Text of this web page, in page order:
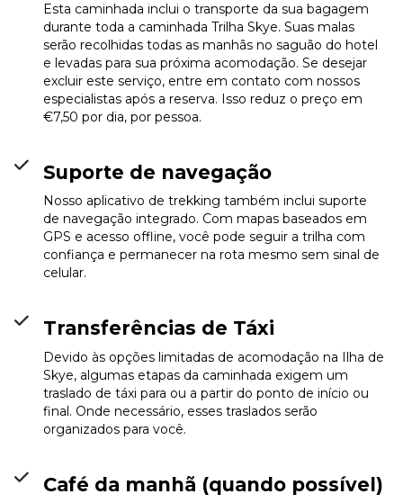
Esta caminhada inclui o transporte da sua bagagem
durante toda a caminhada Trilha Skye. Suas malas
serão recolhidas todas as manhãs no saguão do hotel
e levadas para sua próxima acomodação. Se desejar
excluir este serviço, entre em contato com nossos
especialistas após a reserva. Isso reduz o preço em
€7,50 por dia, por pessoa.
Suporte de navegação
Nosso aplicativo de trekking também inclui suporte
de navegação integrado. Com mapas baseados em
GPS e acesso offline, você pode seguir a trilha com
confiança e permanecer na rota mesmo sem sinal de
celular.
Transferências de Táxi
Devido às opções limitadas de acomodação na Ilha de
Skye, algumas etapas da caminhada exigem um
traslado de táxi para ou a partir do ponto de início ou
final. Onde necessário, esses traslados serão
organizados para você.
Café da manhã (quando possível)